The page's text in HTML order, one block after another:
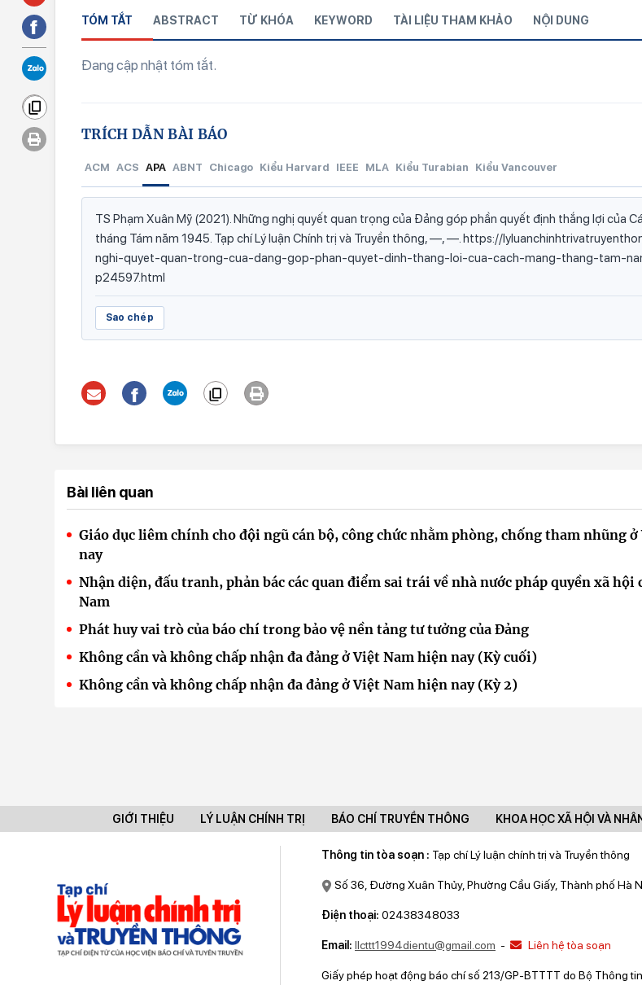
TÓM TẮT ABSTRACT TỪ KHÓA KEYWORD TÀI LIỆU THAM KHẢO NỘI DUNG
Đang cập nhật tóm tắt.
TRÍCH DẪN BÀI BÁO
ACM ACS APA ABNT Chicago Kiểu Harvard IEEE MLA Kiểu Turabian Kiểu Vancouver
TS Phạm Xuân Mỹ (2021). Những nghị quyết quan trọng của Đảng góp phần quyết định thắng lợi của
tháng Tám năm 1945. Tạp chí Lý luận Chính trị và Truyền thông, —, —. https://
nghi-quyet-quan-trong-cua-dang-gop-phan-quyet-dinh-thang-loi-cua-cach-mang-thang-tam-
p24597.html
Sao chép
Bài liên quan
Giáo dục liêm chính cho đội ngũ cán bộ, công chức nhằm phòng, chống tham nhũng
nay
Nhận diện, đấu tranh, phản bác các quan điểm sai trái về nhà nước pháp quyền xã hội
Nam
Phát huy vai trò của báo chí trong bảo vệ nền tảng tư tưởng của Đảng
Không cần và không chấp nhận đa đảng ở Việt Nam hiện nay (Kỳ cuối)
Không cần và không chấp nhận đa đảng ở Việt Nam hiện nay (Kỳ 2)
GIỚI THIỆU LÝ LUẬN CHÍNH TRỊ BÁO CHÍ TRUYỀN THÔNG KHOA HỌC XÃ HỘI VÀ
Thông tin tòa soạn : Tạp chí Lý luận chính trị và Truyền thông
Số 36, Đường Xuân Thủy, Phường Cầu Giấy, Thành phố Hà
Điện thoại: 02438348033
Email: llcttt1994dientu@gmail.com - Liên hệ tòa soạn
Giấy phép hoạt động báo chí số 213/GP-BTTTT do Bộ Thông